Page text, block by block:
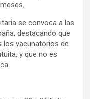
se convoca a las
destacando que
los vacunatorios de
y que no es